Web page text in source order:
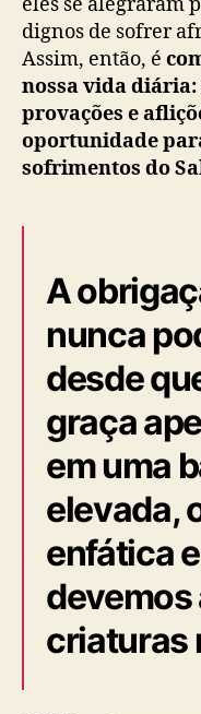
dignos de sofrer
Assim, então, é
nossa vida
provações e
oportunidade
sofrimentos do
A
nunca
desde
graça
em uma
elevada,
enfática
devemos
criaturas